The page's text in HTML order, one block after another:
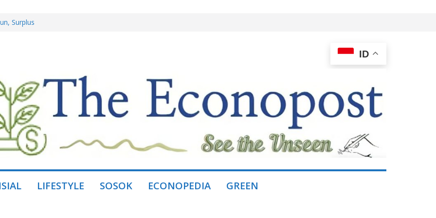
Surplus
dan
Daya Beli
ID
LIFESTYLE SOSOK ECONOPEDIA GREEN